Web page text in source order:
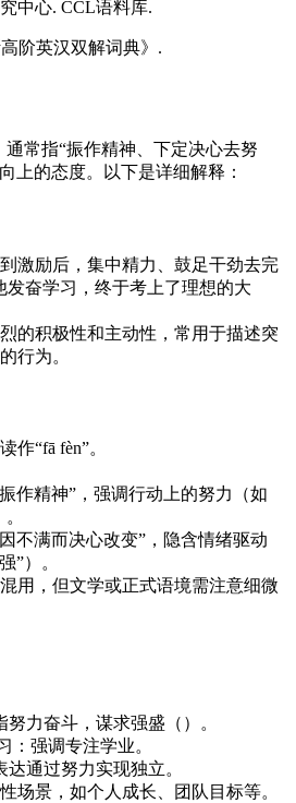
中心. CCL语料库.
阶英汉双解词典》.
通常指“振作精神、下定决心去努
上的态度。以下是详细解释：
激励后，集中精力、鼓足干劲去完
发奋学习，终于考上了理想的大
的积极性和主动性，常用于描述突
行为。
作“fā fèn”。
作精神”，强调行动上的努力（如
不满而决心改变”，隐含情绪驱动
”）。
用，但文学或正式语境需注意细微
努力奋斗，谋求强盛（）。
：强调专注学业。
达通过努力实现独立。
场景，如个人成长、团队目标等。